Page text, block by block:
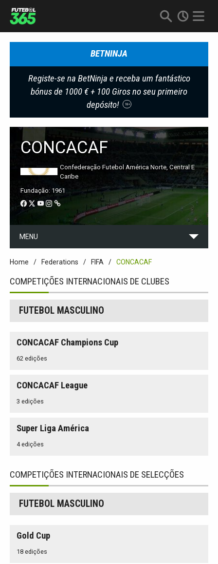
BETNINJA
Registe-se na BetNinja e receba um fantástico
bónus de 1000 € + 100 Giros no seu primeiro
depósito!
18+
CONCACAF
Confederação Futebol América Norte, Central E
Caribe
Fundação: 1961
MENU
Home Federations FIFA CONCACAF
COMPETIÇÕES INTERNACIONAIS DE CLUBES
FUTEBOL MASCULINO
CONCACAF Champions Cup
62 edições
CONCACAF League
3 edições
Super Liga América
4 edições
COMPETIÇÕES INTERNACIONAIS DE SELECÇÕES
FUTEBOL MASCULINO
Gold Cup
18 edições